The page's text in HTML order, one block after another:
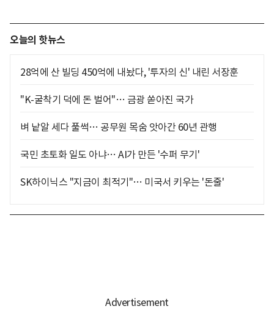
오늘의 핫뉴스
28억에 산 빌딩 450억에 내놨다, '투자의 신' 내린 서장훈
"K-굴착기 덕에 돈 벌어"… 금광 쏟아진 국가
벼 낱알 세다 풀썩… 공무원 목숨 앗아간 60년 관행
국민 초토화 일도 아냐… AI가 만든 '수퍼 무기'
SK하이닉스 "지금이 최적기"… 미국서 키우는 '돈줄'